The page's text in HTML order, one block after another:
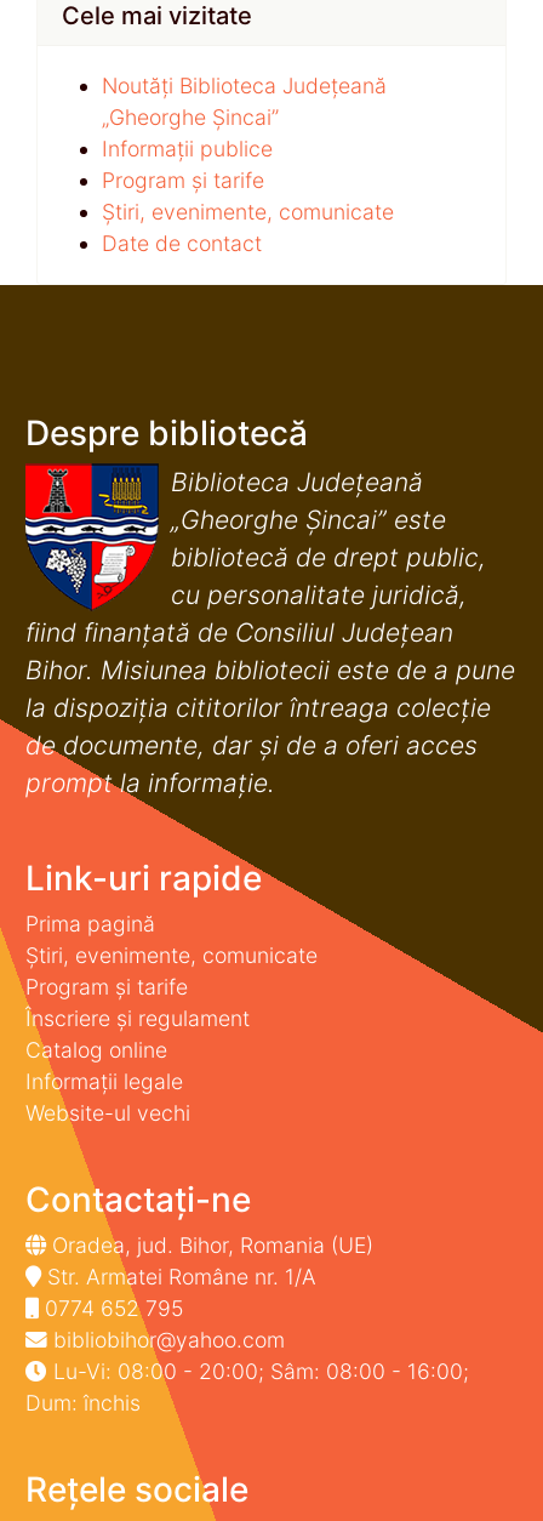
Cele mai vizitate
Noutăți Biblioteca Județeană
„Gheorghe Șincai”
Informații publice
Program și tarife
Știri, evenimente, comunicate
Date de contact
Despre bibliotecă
Biblioteca Județeană
„Gheorghe Șincai” este
bibliotecă de drept public,
cu personalitate juridică,
fiind finanţată de Consiliul Judeţean
Bihor. Misiunea bibliotecii este de a pune
la dispoziţia cititorilor întreaga colecţie
de documente, dar şi de a oferi acces
prompt la informaţie.
Link-uri rapide
Prima pagină
Știri, evenimente, comunicate
Program și tarife
Înscriere și regulament
Catalog online
Informații legale
Website-ul vechi
Contactați-ne
Oradea, jud. Bihor, Romania (UE)
Str. Armatei Române nr. 1/A
0774 652 795
bibliobihor@yahoo.com
Lu-Vi: 08:00 - 20:00; Sâm: 08:00 - 16:00;
Dum: închis
Rețele sociale